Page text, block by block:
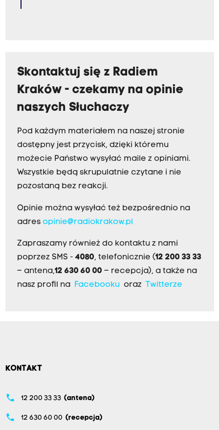
Skontaktuj się z Radiem
Kraków - czekamy na opinie
naszych Słuchaczy
Pod każdym materiałem na naszej stronie
dostępny jest przycisk, dzięki któremu
możecie Państwo wysyłać maile z opiniami.
Wszystkie będą skrupulatnie czytane i nie
pozostaną bez reakcji.
Opinie można wysyłać też bezpośrednio na
adres opinie@radiokrakow.pl
Zapraszamy również do kontaktu z nami
poprzez SMS - 4080, telefonicznie (12 200 33 33
– antena,12 630 60 00 – recepcja), a także na
nasz profil na
Facebookuoraz Twitterze
KONTAKT
phone 12 200 33 33 (antena)
phone 12 630 60 00 (recepcja)